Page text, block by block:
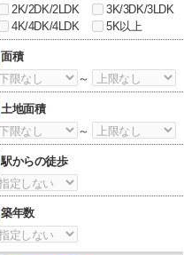
2K/2DK/2LDK
3K/3DK/3LDK
4K/4DK/4LDK
5K以上
面積
～
土地面積
～
駅からの徒歩
築年数